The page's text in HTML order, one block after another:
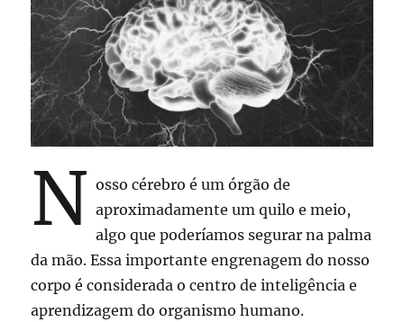
N osso cérebro é um órgão de
aproximadamente um quilo e meio,
algo que poderíamos segurar na palma
da mão. Essa importante engrenagem do nosso
corpo é considerada o centro de inteligência e
aprendizagem do organismo humano.